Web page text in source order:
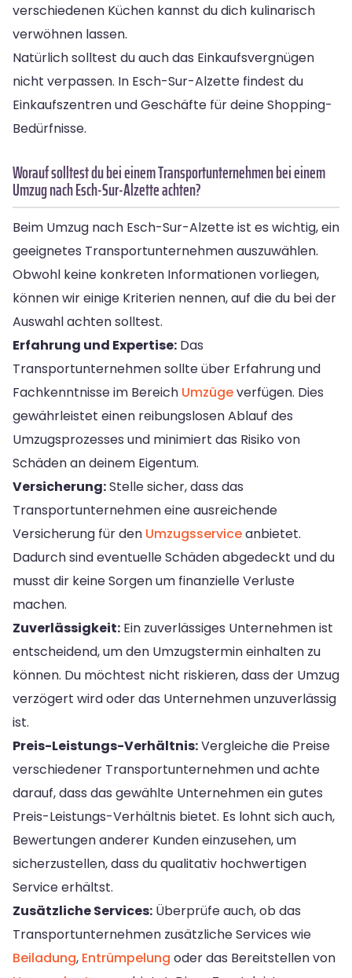
verschiedenen Küchen kannst du dich kulinarisch
verwöhnen lassen.
Natürlich solltest du auch das Einkaufsvergnügen
nicht verpassen. In Esch-Sur-Alzette findest du
Einkaufszentren und Geschäfte für deine Shopping-
Bedürfnisse.
Worauf solltest du bei einem Transportunternehmen bei einem
Umzug nach Esch-Sur-Alzette achten?
Beim Umzug nach Esch-Sur-Alzette ist es wichtig, ein
geeignetes Transportunternehmen auszuwählen.
Obwohl keine konkreten Informationen vorliegen,
können wir einige Kriterien nennen, auf die du bei der
Auswahl achten solltest.
Erfahrung und Expertise: Das
Transportunternehmen sollte über Erfahrung und
Fachkenntnisse im Bereich Umzügeverfügen. Dies
gewährleistet einen reibungslosen Ablauf des
Umzugsprozesses und minimiert das Risiko von
Schäden an deinem Eigentum.
Versicherung:Stelle sicher, dass das
Transportunternehmen eine ausreichende
Versicherung für den Umzugsserviceanbietet.
Dadurch sind eventuelle Schäden abgedeckt und du
musst dir keine Sorgen um finanzielle Verluste
machen.
Zuverlässigkeit: Ein zuverlässiges Unternehmen ist
entscheidend, um den Umzugstermin einhalten zu
können. Du möchtest nicht riskieren, dass der Umzug
verzögert wird oder das Unternehmen unzuverlässig
ist.
Preis-Leistungs-Verhältnis:Vergleiche die Preise
verschiedener Transportunternehmen und achte
darauf, dass das gewählte Unternehmen ein gutes
Preis-Leistungs-Verhältnis bietet. Es lohnt sich auch,
Bewertungen anderer Kunden einzusehen, um
sicherzustellen, dass du qualitativ hochwertigen
Service erhältst.
Zusätzliche Services: Überprüfe auch, ob das
Transportunternehmen zusätzliche Services wie
Beiladung, Entrümpelung oder das Bereitstellen von